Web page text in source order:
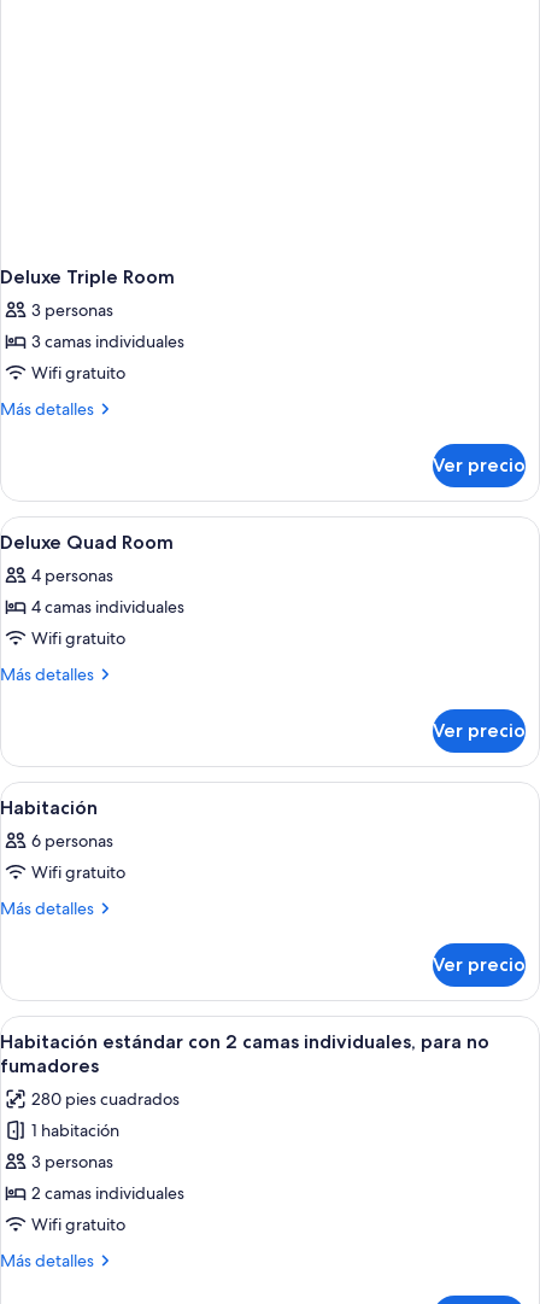
Deluxe Triple Room
3 personas
3 camas individuales
Wifi gratuito
Más detalles
Más
Triple
Room
Ver precio
Abrir
todas
las
fotos
de
Deluxe
Habitación de hotel con dos camas,
1
Deluxe Quad Room
4 personas
4 camas individuales
Wifi gratuito
Más detalles
Más
Quad
Room
Ver precio
Abrir
todas
las
fotos
de
Una habitación de hotel moderna
1
Habitación
6 personas
Wifi gratuito
Más detalles
Más
Ver precio
Abrir
todas
las
fotos
de
Habitación
estándar
con
2
Habitación de hotel con dos camas,
5
Habitación estándar con 2 camas individuales, para no
fumadores
280 pies cuadrados
1 habitación
3 personas
2 camas individuales
Wifi gratuito
Más detalles
Más